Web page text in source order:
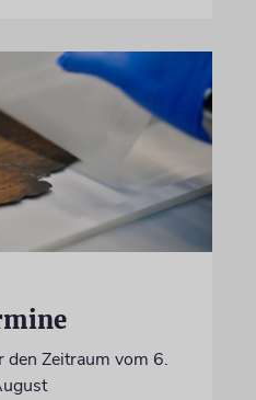
den Zeitraum vom 6.